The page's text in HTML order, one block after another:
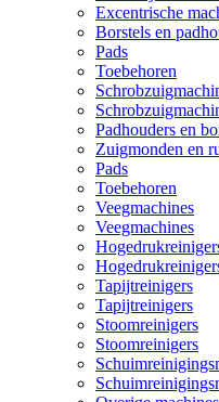
Excentrische
Borstels en
Pads
Toebehoren
Padhouders en
Zuigmonden en
Pads
Toebehoren
Veegmachines
Veegmachines
Tapijtreinigers
Tapijtreinigers
Stoomreinigers
Stoomreinigers